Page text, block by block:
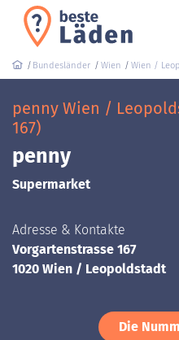
Bundesländer Wien Wien /
penny Wien /
167)
penny
Supermarket
Adresse & Kontakte
Vorgartenstrasse 167
1020 Wien / Leopoldstadt
Die